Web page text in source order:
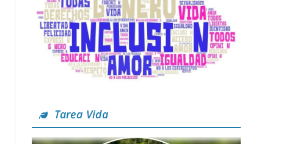
Tarea Vida